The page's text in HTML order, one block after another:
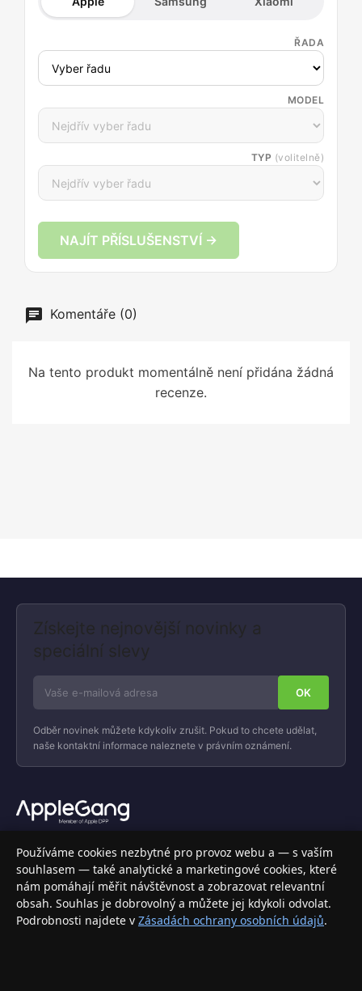
ŘADA
MODEL
TYP (volitelně)
NAJÍT PŘÍSLUŠENSTVÍ →
Komentáře (0)
Na tento produkt momentálně není přidána žádná
recenze.
Získejte nejnovější novinky a
speciální slevy
Odběr novinek můžete kdykoliv zrušit. Pokud to chcete udělat,
naše kontaktní informace naleznete v právním oznámení.
Váš specializovaný obchod s Apple produkty, příslušenstvím a
elektronikou. Nakupujte bezpečně a s jistotou.
INFORMACE
Doprava a doručení
Používáme cookies nezbytné pro provoz webu a — s vaším
souhlasem — také analytické a marketingové cookies, které
nám pomáhají měřit návštěvnost a zobrazovat relevantní
obsah. Souhlas je dobrovolný a můžete jej kdykoli odvolat.
Podrobnosti najdete v Zásadách ochrany osobních údajů.